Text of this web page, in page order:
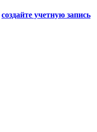
создайте учетную запись